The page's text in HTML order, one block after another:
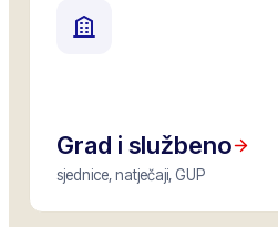
Grad i službeno
sjednice, natječaji, GUP